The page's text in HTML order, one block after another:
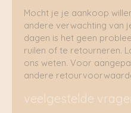
Mocht je je aankoop
andere verwachting van
dagen is het geen
ruilen of te retourneren.
ons weten. Voor
andere
veelgestelde